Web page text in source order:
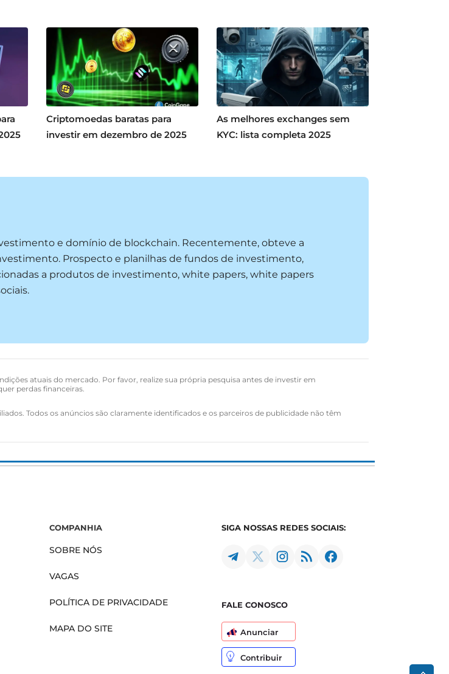
Criptomoedas baratas para
investir em dezembro de 2025
As melhores exchanges sem
KYC: lista completa 2025
e domínio de blockchain. Recentemente, obteve a
Prospecto e planilhas de fundos de investimento,
a produtos de investimento, white papers, white papers
atuais do mercado. Por favor, realize sua própria pesquisa antes de investir em
perdas financeiras.
Todos os anúncios são claramente identificados e os parceiros de publicidade não têm
COMPANHIA
SOBRE NÓS
VAGAS
POLÍTICA DE PRIVACIDADE
MAPA DO SITE
SIGA NOSSAS REDES SOCIAIS:
FALE CONOSCO
Anunciar
Contribuir